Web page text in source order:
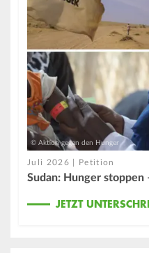
© Aktion gegen den Hunger
Juli 2026 | Petition
Sudan: Hunger stoppen
JETZT